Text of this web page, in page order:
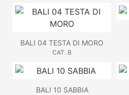
BALI 04 TESTA DI MORO
CAT. B
BALI 10 SABBIA